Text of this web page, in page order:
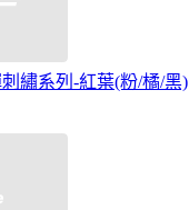
繡系列-紅葉(粉/橘/黑)